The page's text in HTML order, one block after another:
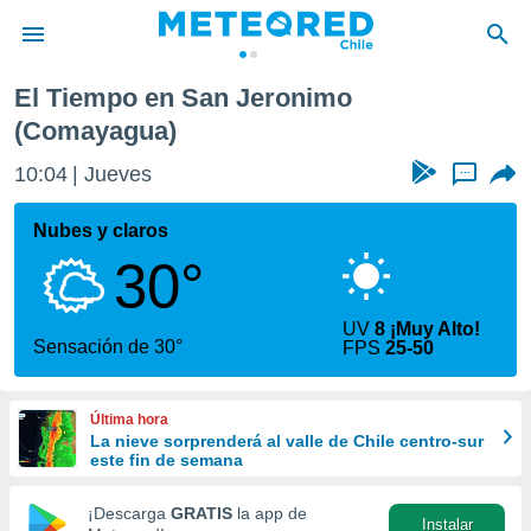
de
para
la
calidad.
a este
forma
digital
El Tiempo en San Jeronimo
(Comayagua)
10:05 Jueves ...
Nubes y claros
30°
Sensación de 30°
UV8 ¡Muy Alto!
FPS25-50
Última hora
La nieve sorprenderá al valle de Chile centro-sur
este fin de semana
¡Descarga GRATIS la app de
Instalar